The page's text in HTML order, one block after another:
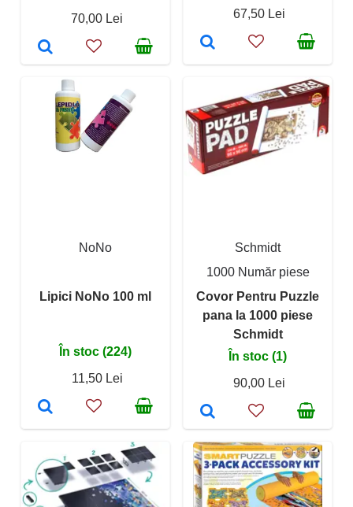
70,00 Lei
67,50 Lei
NoNo
Lipici NoNo 100 ml
În stoc (224)
11,50 Lei
Schmidt
1000 Număr piese
Covor Pentru Puzzle
pana la 1000 piese
Schmidt
În stoc (1)
90,00 Lei